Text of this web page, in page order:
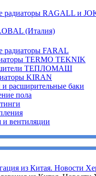
RAGALL и
(Италия)
FARAL
TERMO TEKNIK
ТЕПЛОМАШ
KIRAN
расширительные баки
пола
вентиляции
из Китая. Новости